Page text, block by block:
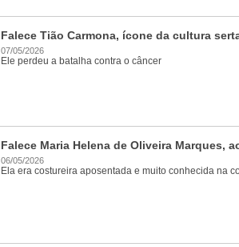
Falece Tião Carmona, ícone da cultura
07/05/2026
Ele perdeu a batalha contra o câncer
Falece Maria Helena de Oliveira Marques,
06/05/2026
Ela era costureira aposentada e muito conhecida na